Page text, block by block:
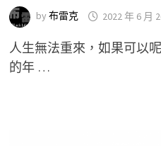
by 布雷克 2022 年 6 月
人生無法重來，如果可以
的年 …